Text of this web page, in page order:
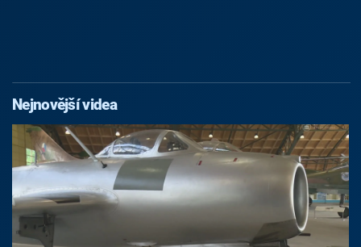
Nejnovější videa